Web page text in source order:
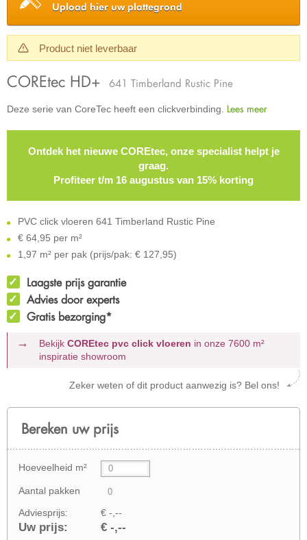
Upload hier uw plattegrond
Product niet leverbaar
COREtec HD+ 641 Timberland Rustic Pine
Deze serie van CoreTec heeft een clickverbinding. Lees meer
Ontdek het nieuwe COREtec, onze specialist helpt je
graag.
Profiteer t/m 16 augustus van 15% korting
PVC click vloeren 641 Timberland Rustic Pine
€ 64,95 per m²
1,97 m² per pak (prijs/pak: € 127,95)
Laagste prijs garantie
Advies door experts
Gratis bezorging*
Bekijk COREtec pvc click vloeren in onze 7600 m²
inspiratie showroom
Zeker weten of dit product aanwezig is? Bel ons!
Bereken uw prijs
Hoeveelheid m²
Aantal pakken
Adviesprijs: € -,--
Uw prijs: € -,--